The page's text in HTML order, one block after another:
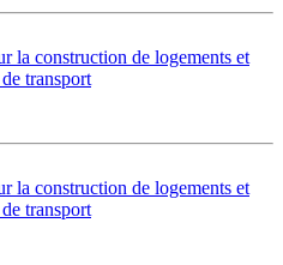
la construction de logements et
transport
la construction de logements et
transport